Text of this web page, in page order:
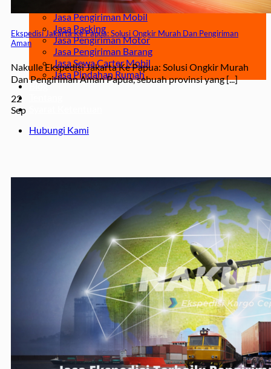
Jasa Pengiriman Mobil
Jasa Packing
Jasa Pengiriman Motor
Jasa Pengiriman Barang
Jasa Sewa Carter Mobil
Jasa Pindahan Rumah
Blog
Hubungi Kami
Ekspedisi Jakarta Ke Papua: Solusi Ongkir Murah Dan Pengiriman
Aman
Nakulle Ekspedisi Jakarta Ke Papua: Solusi Ongkir Murah
Dan Pengiriman Aman Papua, sebuah provinsi yang [...]
22
Sep